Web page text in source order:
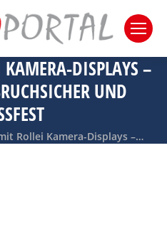
DISPLAYS –
UND
Rollei Kamera-Displays –…